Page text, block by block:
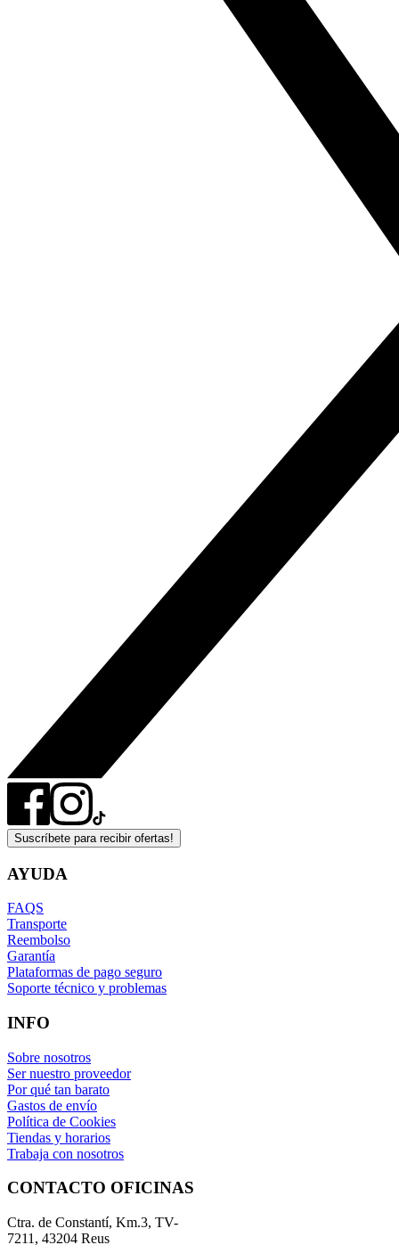
Suscríbete para recibir ofertas!
AYUDA
FAQS
Transporte
Reembolso
Garantía
Plataformas de pago seguro
Soporte técnico y problemas
INFO
Sobre nosotros
Ser nuestro proveedor
Por qué tan barato
Gastos de envío
Política de Cookies
Tiendas y horarios
Trabaja con nosotros
CONTACTO OFICINAS
Ctra. de Constantí, Km.3, TV-
7211, 43204 Reus